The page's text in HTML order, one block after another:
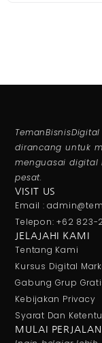
dirancang untuk
menguasai digital
pesat.
VISIT US
Email :
Telepon: +62 823-
JELAJAHI KAMI
Tentang Kami
Kursus Digital
Gabung Grup
Kebijakan Privacy
Syarat Dan
MULAI